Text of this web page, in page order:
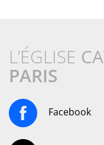
L’ÉGLISE
PARIS
Facebook